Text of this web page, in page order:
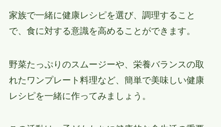
家族で一緒に健康レシピを選び、調理すること
で、食に対する意識を高めることができます。
野菜たっぷりのスムージーや、栄養バランスの取
れたワンプレート料理など、簡単で美味しい健康
レシピを一緒に作ってみましょう。